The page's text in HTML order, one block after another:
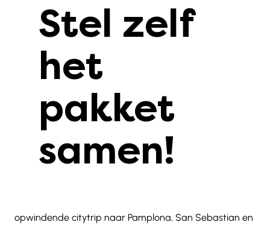
Stel zelf
het
pakket
samen!
opwindende citytrip naar Pamplona, San Sebastian en